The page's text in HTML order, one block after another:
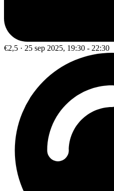
€2,5 · 25 sep 2025, 19:30 - 22:30